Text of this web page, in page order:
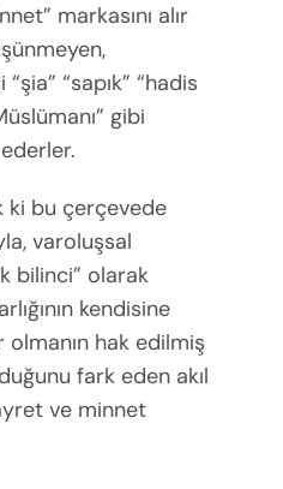
markasını alır
“sapık” “hadis
gibi
ki bu çerçevede
varoluşsal
bilinci” olarak
kendisine
hak edilmiş
fark eden akıl
ve minnet